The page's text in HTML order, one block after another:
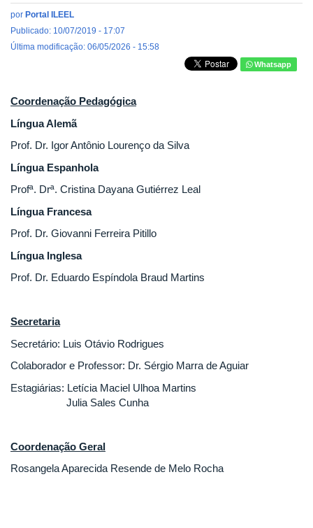
por Portal ILEEL
Publicado: 10/07/2019 - 17:07
Última modificação: 06/05/2026 - 15:58
Whatsapp
Coordenação Pedagógica
Língua Alemã
Prof. Dr. Igor Antônio Lourenço da Silva
Língua Espanhola
Profª. Drª. Cristina Dayana Gutiérrez Leal
Língua Francesa
Prof. Dr. Giovanni Ferreira Pitillo
Língua Inglesa
Prof. Dr. Eduardo Espíndola Braud Martins
Secretaria
Secretário: Luis Otávio Rodrigues
Colaborador e Professor: Dr. Sérgio Marra de Aguiar
Estagiárias: Letícia Maciel Ulhoa Martins
Julia Sales Cunha
Coordenação Geral
Rosangela Aparecida Resende de Melo Rocha